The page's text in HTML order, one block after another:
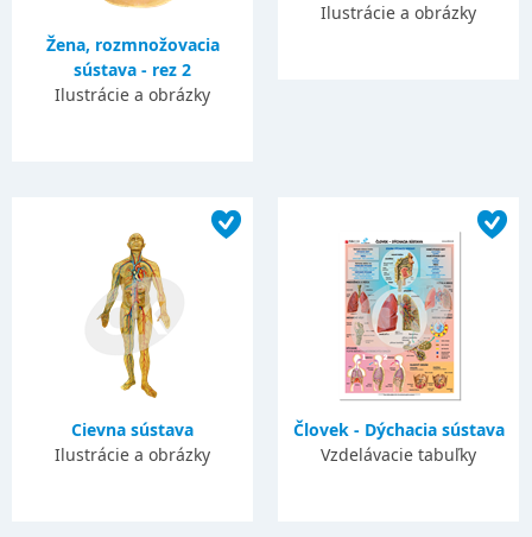
Žena, rozmnožovacia
sústava - rez 2
Ilustrácie a obrázky
Ilustrácie a obrázky
Cievna sústava
Ilustrácie a obrázky
Človek - Dýchacia sústava
Vzdelávacie tabuľky